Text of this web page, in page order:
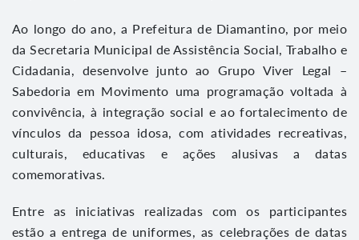
Ao longo do ano, a Prefeitura de Diamantino, por meio
da Secretaria Municipal de Assistência Social, Trabalho e
Cidadania, desenvolve junto ao Grupo Viver Legal –
Sabedoria em Movimento uma programação voltada à
convivência, à integração social e ao fortalecimento de
vínculos da pessoa idosa, com atividades recreativas,
culturais, educativas e ações alusivas a datas
comemorativas.
Entre as iniciativas realizadas com os participantes
estão a entrega de uniformes, as celebrações de datas